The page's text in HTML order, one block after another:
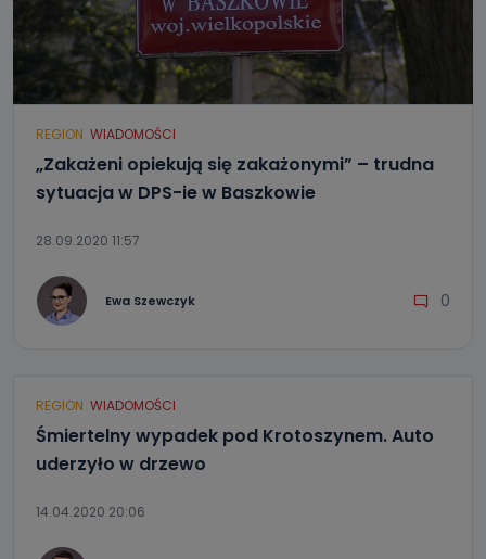
REGION WIADOMOŚCI
„Zakażeni opiekują się zakażonymi” – trudna
sytuacja w DPS-ie w Baszkowie
28.09.2020 11:57
Ewa Szewczyk 0
REGION WIADOMOŚCI
Śmiertelny wypadek pod Krotoszynem. Auto
uderzyło w drzewo
14.04.2020 20:06